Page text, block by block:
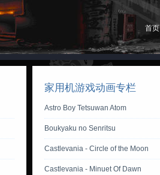
首页
家用机游戏动画专栏
Astro Boy Tetsuwan Atom
Boukyaku no Senritsu
Castlevania - Circle of the Moon
Castlevania - Minuet Of Dawn